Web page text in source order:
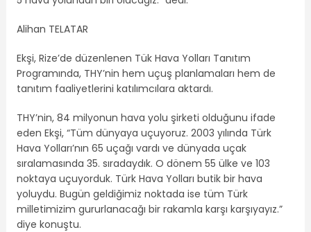
Alihan TELATAR
Ekşi, Rize’de düzenlenen Tük Hava Yolları Tanıtım
Programında, THY’nin hem uçuş planlamaları hem de
tanıtım faaliyetlerini katılımcılara aktardı.
THY’nin, 84 milyonun hava yolu şirketi olduğunu ifade
eden Ekşi, “Tüm dünyaya uçuyoruz. 2003 yılında Türk
Hava Yolları’nın 65 uçağı vardı ve dünyada uçak
sıralamasında 35. sıradaydık. O dönem 55 ülke ve 103
noktaya uçuyorduk. Türk Hava Yolları butik bir hava
yoluydu. Bugün geldiğimiz noktada ise tüm Türk
milletimizim gururlanacağı bir rakamla karşı karşıyayız.”
diye konuştu.